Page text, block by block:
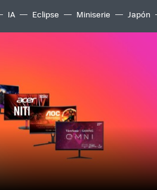
IA Eclipse Miniserie Japón